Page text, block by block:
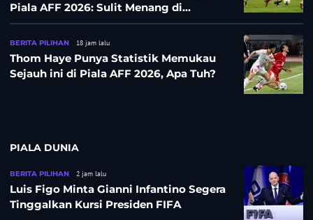
Piala AFF 2026: Sulit Menang di
Kandang Singapura
BERITA PILIHAN 18 jam lalu
Thom Haye Punya Statistik Memukau
Sejauh ini di Piala AFF 2026, Apa Tuh?
PIALA DUNIA
BERITA PILIHAN 2 jam lalu
Luis Figo Minta Gianni Infantino Segera
Tinggalkan Kursi Presiden FIFA